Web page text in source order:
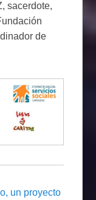
sacerdote,
de
un proyecto